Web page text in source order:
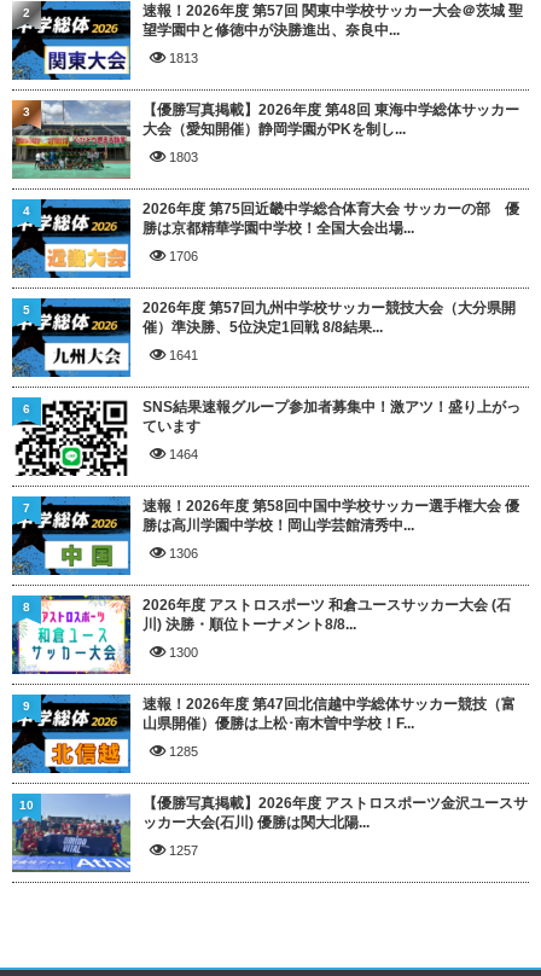
速報！2026年度 第57回 関東中学校サッカー大会＠茨城 聖
望学園中と修徳中が決勝進出、奈良中...
1813
2
【優勝写真掲載】2026年度 第48回 東海中学総体サッカー
大会（愛知開催）静岡学園がPKを制し...
1803
3
2026年度 第75回近畿中学総合体育大会 サッカーの部 優
勝は京都精華学園中学校！全国大会出場...
1706
4
2026年度 第57回九州中学校サッカー競技大会（大分県開
催）準決勝、5位決定1回戦 8/8結果...
1641
5
SNS結果速報グループ参加者募集中！激アツ！盛り上がっ
ています
1464
6
速報！2026年度 第58回中国中学校サッカー選手権大会 優
勝は高川学園中学校！岡山学芸館清秀中...
1306
7
2026年度 アストロスポーツ 和倉ユースサッカー大会 (石
川) 決勝・順位トーナメント8/8...
1300
8
速報！2026年度 第47回北信越中学総体サッカー競技（富
山県開催）優勝は上松･南木曽中学校！F...
1285
9
【優勝写真掲載】2026年度 アストロスポーツ金沢ユースサ
ッカー大会(石川) 優勝は関大北陽...
1257
10